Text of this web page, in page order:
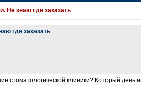
Не знаю где заказать
где заказать
стоматологической клиники? Который день